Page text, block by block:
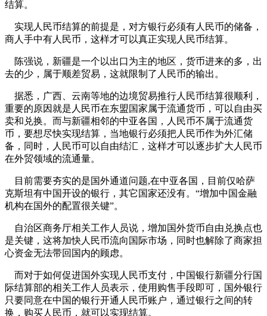
结算。
实现人民币结算的前提是，对方银行必须有人民币的储备，
商人手中有人民币，这样才可以真正实现人民币结算。
陈强说，新疆是一个以出口为主的地区，货币进来的多，出
去的少，属于顺差贸易，这就限制了人民币的输出。
据悉，广西、云南等地的边境贸易推行人民币结算很顺利，
重要的原因就是人民币在东盟国家属于流通货币，可以自由买
卖和兑换。而与新疆相邻的中亚各国，人民币不属于流通货
币，要想尽快实现结算，当地银行必须把人民币作为外汇储
备，同时，人民币可以自由结汇，这样才可以逐步扩大人民币
在外贸领域的流通量。
目前需要夯实的是国外通道问题,在中亚各国，目前仅哈萨
克斯坦有中国开设的银行，其它国家还没有。“增加中国金融
机构在国外的配置很关键”。
自治区商务厅相关工作人员说，增加国外货币自由兑换点也
是关键，这将加快人民币流向国际市场，同时也解除了商家担
心资金无法带回国内的顾虑。
而对于如何促进国外实现人民币支付，中国银行新疆分行国
际结算部的相关工作人员表示，使用购售手段即可，国外银行
只要同意在中国的银行开通人民币账户，通过银行之间的转
换，购买人民币，就可以实现结算。